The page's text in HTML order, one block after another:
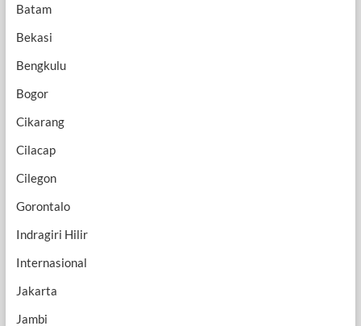
Batam
Bekasi
Bengkulu
Bogor
Cikarang
Cilacap
Cilegon
Gorontalo
Indragiri Hilir
Internasional
Jakarta
Jambi